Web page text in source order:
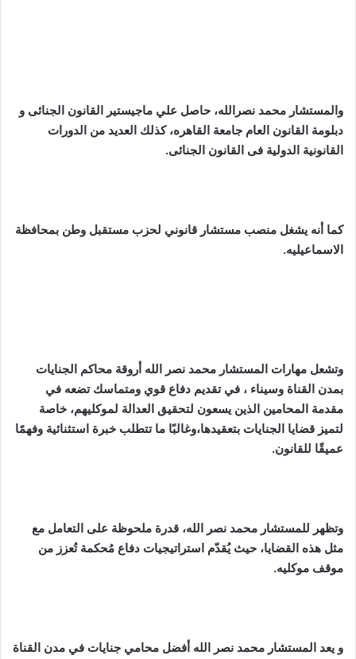
والمستشار محمد نصرالله، حاصل علي ماجيستير القانون الجنائى و
دبلومة القانون العام جامعة القاهره، كذلك العديد من الدورات
القانونية الدولية فى القانون الجنائى.
كما أنه يشغل منصب مستشار قانوني لحزب مستقبل وطن بمحافظة
الاسماعيليه.
وتشعل مهارات المستشار محمد نصر الله أروقة محاكم الجنايات
بمدن القناة وسيناء ، في تقديم دفاع قوي ومتماسك تضعه في
مقدمة المحامين الذين يسعون لتحقيق العدالة لموكليهم، خاصة
لتميز قضايا الجنايات بتعقيدها،وغالبًا ما تتطلب خبرة استثنائية وفهمًا
عميقًا للقانون.
وتظهر للمستشار محمد نصر الله، قدرة ملحوظة على التعامل مع
مثل هذه القضايا، حيث يُقدّم استراتيجيات دفاع مُحكمة تُعزز من
موقف موكليه.
و يعد المستشار محمد نصر الله أفضل محامي جنايات في مدن القناة